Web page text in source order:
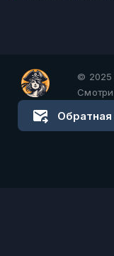
© 2025
Обратная